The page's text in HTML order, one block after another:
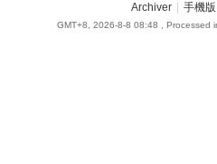
Archiver 手機版
GMT+8, 2026-8-8 08:48 , Processed